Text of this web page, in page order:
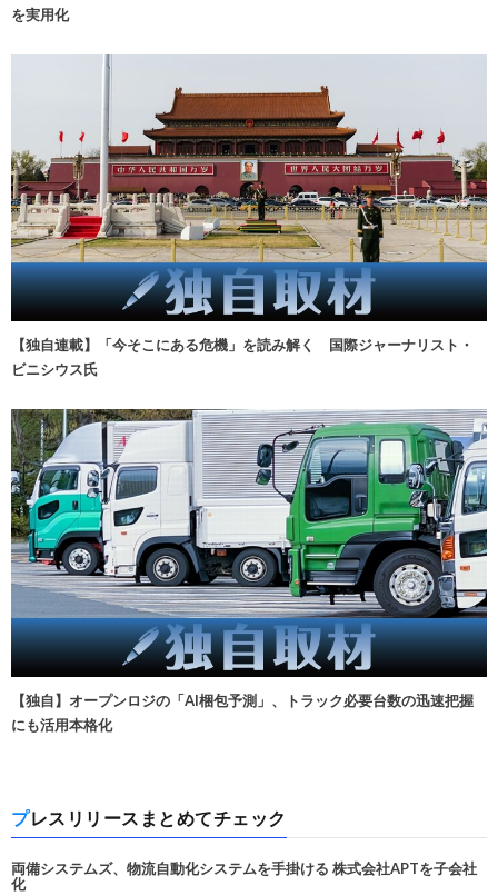
を実用化
【独自連載】「今そこにある危機」を読み解く 国際ジャーナリスト・
ビニシウス氏
【独自】オープンロジの「AI梱包予測」、トラック必要台数の迅速把握
にも活用本格化
プレスリリースまとめてチェック
両備システムズ、物流自動化システムを手掛ける 株式会社APTを子会社
化